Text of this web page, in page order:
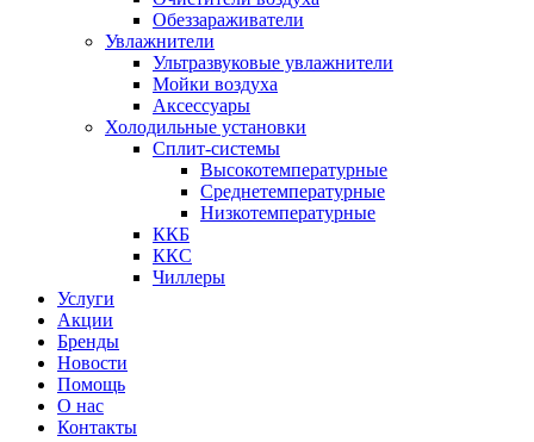
Обеззараживатели
Увлажнители
Ультразвуковые увлажнители
Мойки воздуха
Аксессуары
Холодильные установки
Сплит-системы
Высокотемпературные
Среднетемпературные
Низкотемпературные
ККБ
ККС
Чиллеры
Услуги
Акции
Бренды
Новости
Помощь
О нас
Контакты